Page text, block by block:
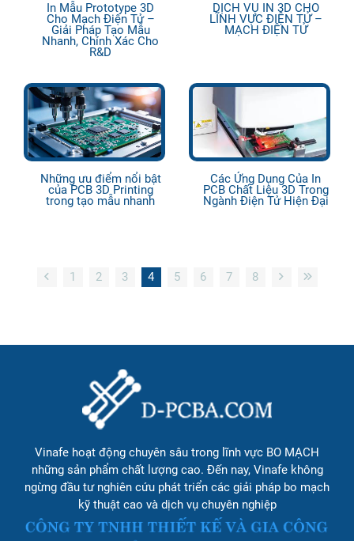
In Mẫu Prototype 3D
Cho Mạch Điện Tử –
Giải Pháp Tạo Mẫu
Nhanh, Chính Xác Cho
R&D
DỊCH VỤ IN 3D CHO
LĨNH VỰC ĐIỆN TỬ –
MẠCH ĐIỆN TỬ
Những ưu điểm nổi bật
của PCB 3D Printing
trong tạo mẫu nhanh
Các Ứng Dụng Của In
PCB Chất Liệu 3D Trong
Ngành Điện Tử Hiện Đại
1 2 3 4 5 6 7 8
Vinafe hoạt động chuyên sâu trong lĩnh vực BO MẠCH
những sản phẩm chất lượng cao. Đến nay, Vinafe không
ngừng đầu tư nghiên cứu phát triển các giải pháp bo mạch
kỹ thuật cao và dịch vụ chuyên nghiệp